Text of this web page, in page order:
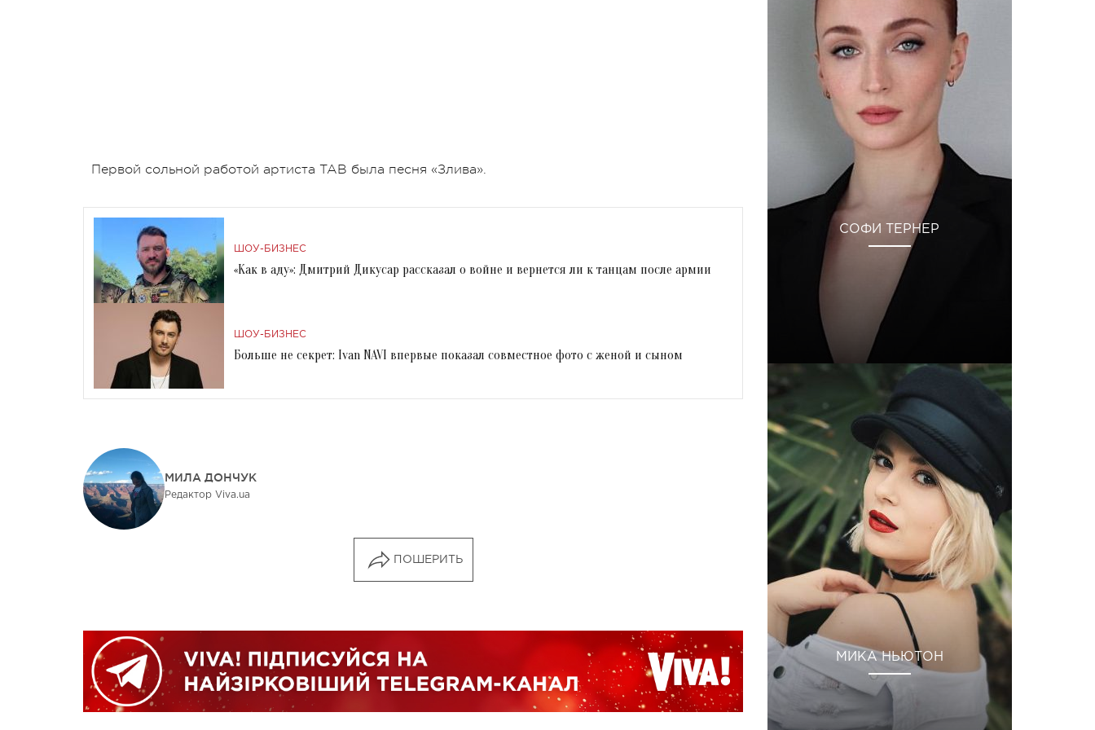
Первой сольной работой артиста TAB была песня «Злива».
ШОУ-БИЗНЕС
«Как в аду»: Дмитрий Дикусар рассказал о войне и вернется ли к танцам после армии
ШОУ-БИЗНЕС
Больше не секрет: Ivan NAVI впервые показал совместное фото с женой и сыном
МИЛА ДОНЧУК
Редактор Viva.ua
ПОШЕРИТЬ
СОФИ ТЕРНЕР
МИКА НЬЮТОН